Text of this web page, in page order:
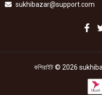
sukhibazar@support.com
কপিরাইট © 2026